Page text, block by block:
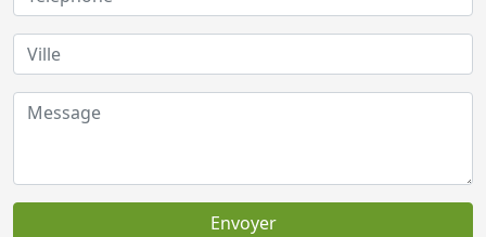
Envoyer